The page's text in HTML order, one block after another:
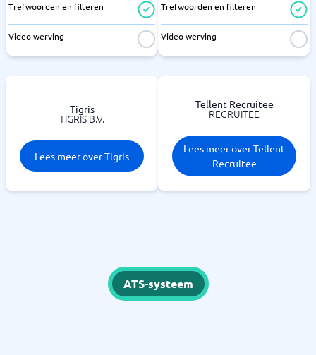
Trefwoorden en filteren
Video werving
Trefwoorden en filteren
Video werving
Tigris
TIGRIS B.V.
Lees meer over Tigris
Tellent Recruitee
RECRUITEE
Lees meer over Tellent
Recruitee
ATS-systeem